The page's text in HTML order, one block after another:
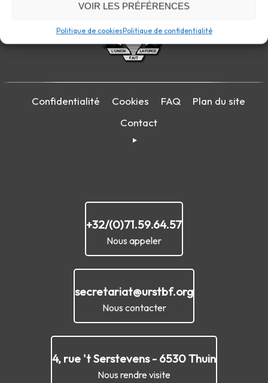
VOIR LES PRÉFÉRENCES
Politique de cookiesPolitique de confidentialité
Confidentialité Cookies FAQ
Plan du site
Contact
+32/(0)71.59.64.57
Nous appeler
secretariat@urstbf.org
Nous contacter
4, rue 't Serstevens - 6530 Thuin
Nous rendre visite